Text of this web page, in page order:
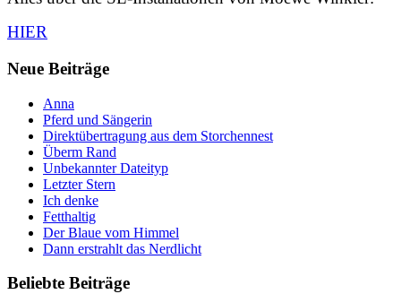
HIER
Neue Beiträge
Anna
Pferd und Sängerin
Direktübertragung aus dem Storchennest
Überm Rand
Unbekannter Dateityp
Letzter Stern
Ich denke
Fetthaltig
Der Blaue vom Himmel
Dann erstrahlt das Nerdlicht
Beliebte Beiträge